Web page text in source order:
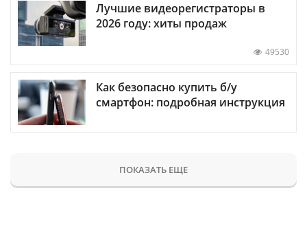
Лучшие видеорегистраторы в
2026 году: хиты продаж
49530
Как безопасно купить б/у
смартфон: подробная инструкция
ПОКАЗАТЬ ЕЩЕ